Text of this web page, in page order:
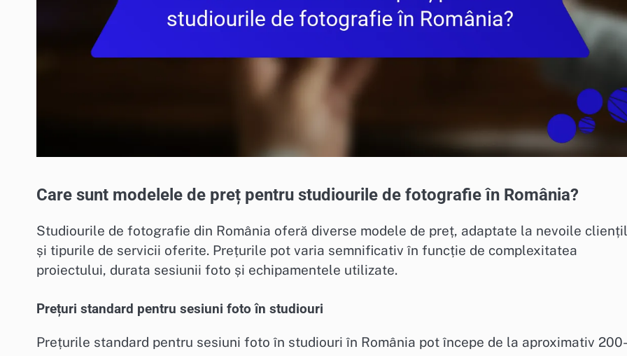
Care sunt modelele de preț pentru studiourile de fotografie în România?
Studiourile de fotografie din România oferă diverse modele de preț, adaptate la nevoile
și tipurile de servicii oferite. Prețurile pot varia semnificativ în funcție de complexitatea
proiectului, durata sesiunii foto și echipamentele utilizate.
Prețuri standard pentru sesiuni foto în studiouri
Prețurile standard pentru sesiuni foto în studiouri în România pot începe de la aproximativ 200-